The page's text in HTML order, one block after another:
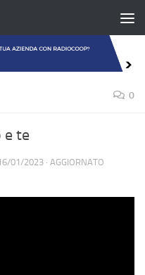
0
e te
01/2023 · AGGIORNATO